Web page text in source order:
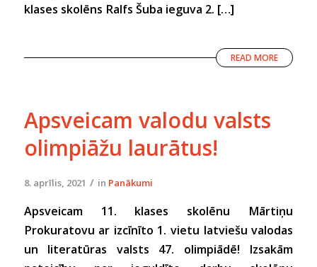
klases skolēns Ralfs Šuba ieguva 2. […]
READ MORE
Apsveicam valodu valsts
olimpiāžu laurātus!
8. aprīlis, 2021 / in Panākumi
Apsveicam 11. klases skolēnu Mārtiņu
Prokuratovu ar izcīnīto 1. vietu latviešu valodas
un literatūras valsts 47. olimpiādē! Izsakām